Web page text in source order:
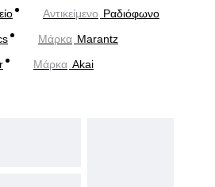
Αντικείμενο Ραδιόφωνο
Μάρκα Marantz
Μάρκα Akai